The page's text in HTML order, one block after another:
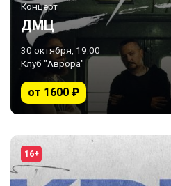
Концерт
ДМЦ
30 октября, 19:00
Клуб "Аврора"
от 1600 ₽
16+